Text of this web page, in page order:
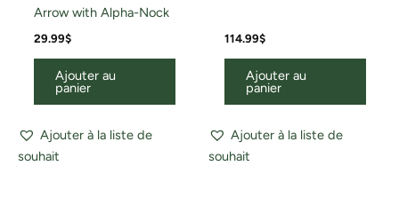
Arrow with Alpha-Nock
29.99$
Ajouter au
panier
Ajouter à la liste de
souhait
114.99$
Ajouter au
panier
Ajouter à la liste de
souhait